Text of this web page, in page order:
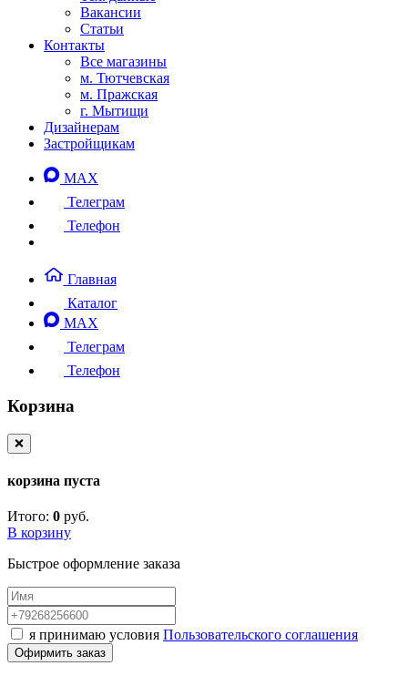
Вакансии
Статьи
Контакты
Все магазины
м. Тютчевская
м. Пражская
г. Мытищи
Дизайнерам
Застройщикам
MAX
Телеграм
Телефон
Главная
Каталог
MAX
Телеграм
Телефон
Корзина
❌
корзина пуста
Итого: 0 руб.
В корзину
Быстрое оформление заказа
я принимаю условия Пользовательского соглашения
Офирмить заказ